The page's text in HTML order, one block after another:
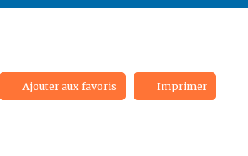
Ajouter aux favoris Imprimer